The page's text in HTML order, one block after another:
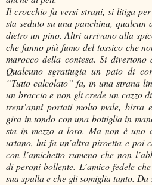
Il crocchio fa versi strani, si litiga
sta seduto su una panchina,
dietro un pino. Altri arrivano alla
che fanno più fumo del tossico che
marocco della contesa. Si
Qualcuno sgrattugia un paio di
“Tutto calcolato” fa, in una strana
un braccio e non gli crede un cazzo
trent’anni portati molto male, birra
gira in tondo con una bottiglia in
sta in mezzo a loro. Ma non è uno
urtano, lui fa un’altra piroetta e poi
con l’amichetto rumeno che non
di peroni bollente. L’amico fedele
sua spalla e che gli somiglia tanto. Da